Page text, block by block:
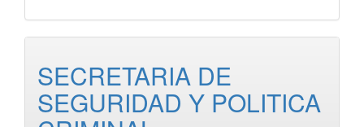
SECRETARIA DE
SEGURIDAD Y POLITICA